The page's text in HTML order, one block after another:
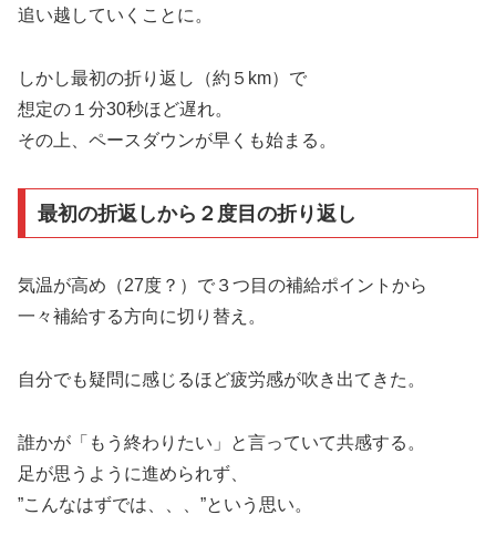
追い越していくことに。
しかし最初の折り返し（約５km）で
想定の１分30秒ほど遅れ。
その上、ペースダウンが早くも始まる。
最初の折返しから２度目の折り返し
気温が高め（27度？）で３つ目の補給ポイントから
一々補給する方向に切り替え。
自分でも疑問に感じるほど疲労感が吹き出てきた。
誰かが「もう終わりたい」と言っていて共感する。
足が思うように進められず、
”こんなはずでは、、、”という思い。